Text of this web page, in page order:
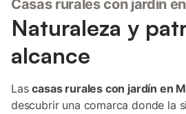
Casas rurales con jardín
Naturaleza y
alcance
Lascasas rurales con jardín en
descubrir una comarca donde la